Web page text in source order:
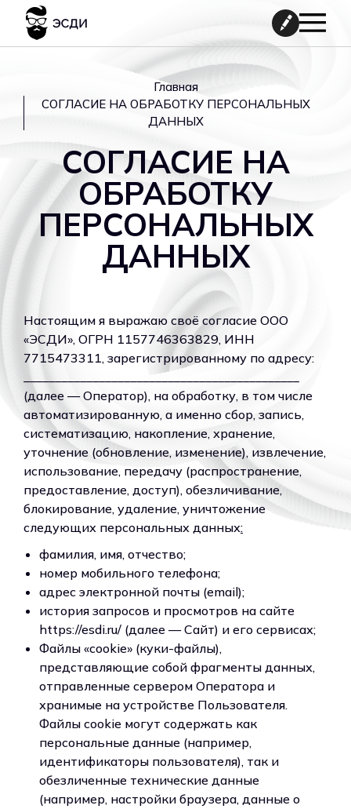
Главная
СОГЛАСИЕ НА ОБРАБОТКУ ПЕРСОНАЛЬНЫХ
ДАННЫХ
СОГЛАСИЕ НА
ОБРАБОТКУ
ПЕРСОНАЛЬНЫХ
ДАННЫХ
Настоящим я выражаю своё согласие ООО
«ЭСДИ», ОГРН 1157746363829, ИНН
7715473311, зарегистрированному по адресу:
____________________________________________
(далее — Оператор), на обработку, в том числе
автоматизированную, а именно сбор, запись,
систематизацию, накопление, хранение,
уточнение (обновление, изменение), извлечение,
использование, передачу (распространение,
предоставление, доступ), обезличивание,
блокирование, удаление, уничтожение
следующих персональных данных:
фамилия, имя, отчество;
номер мобильного телефона;
адрес электронной почты (email);
история запросов и просмотров на сайте
https://esdi.ru/ (далее — Сайт) и его сервисах;
Файлы «cookie» (куки-файлы),
представляющие собой фрагменты данных,
отправленные сервером Оператора и
хранимые на устройстве Пользователя.
Файлы cookie могут содержать как
персональные данные (например,
идентификаторы пользователя), так и
обезличенные технические данные
(например, настройки браузера, данные о